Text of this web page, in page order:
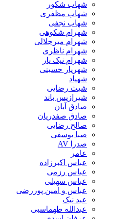
شهاب شکور
شهاب مظفری
شهاب نجفی
شهرام شکوهی
شهرام میرجلالی
شهرام ناظری
شهرام نیک یار
شهریار حسینی
شهیاد
شیث رضایی
شیرازیس باند
صادق آبان
صادق صفدریان
صالح رضایی
صبا یوسفی
صدرا AV
عامر
عباس اکبرزاده
عباس رزمی
عباس سهیلی
عباس و امین پوررضی
عبد نیک
عبدالله طهماسبی‎